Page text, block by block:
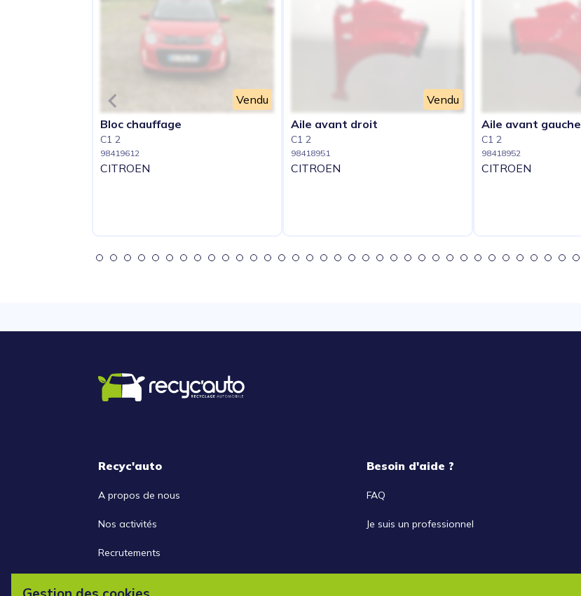
Vendu
Bloc chauffage
C1 2
98419612
CITROEN
Vendu
Aile avant droit
C1 2
98418951
CITROEN
Aile avant gauche
C1 2
98418952
CITROEN
Recyc'auto
A propos de nous
Nos activités
Recrutements
Besoin d'aide ?
FAQ
Je suis un professionnel